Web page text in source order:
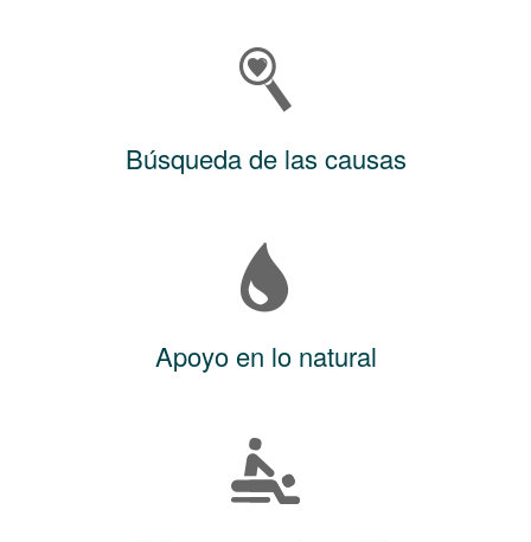
Búsqueda de las causas
Apoyo en lo natural